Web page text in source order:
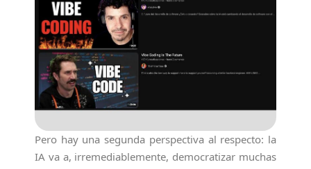
Pero hay una segunda perspectiva al respecto: la
IA va a, irremediablemente, democratizar muchas